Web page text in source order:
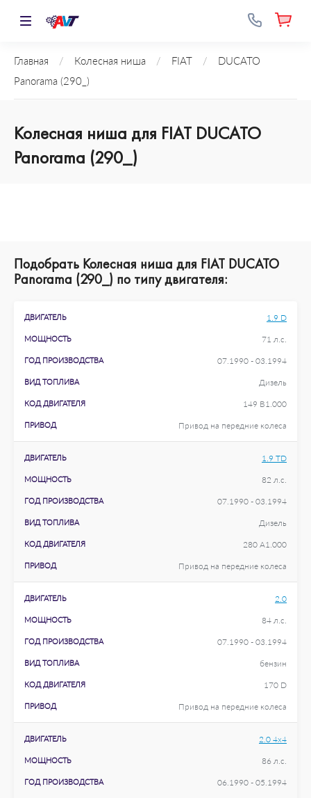
Главная / Колесная ниша / FIAT /
DUCATO
Panorama (290_)
Колесная ниша для FIAT DUCATO
Panorama (290_)
Подобрать Колесная ниша для FIAT DUCATO
Panorama (290_) по типу двигателя:
ДВИГАТЕЛЬ 1.9 D
МОЩНОСТЬ 71 л.с.
ГОД ПРОИЗВОДСТВА 07.1990 - 03.1994
ВИД ТОПЛИВА Дизель
КОД ДВИГАТЕЛЯ 149 B1.000
ПРИВОД Привод на передние колеса
ДВИГАТЕЛЬ 1.9 TD
МОЩНОСТЬ 82 л.с.
ГОД ПРОИЗВОДСТВА 07.1990 - 03.1994
ВИД ТОПЛИВА Дизель
КОД ДВИГАТЕЛЯ 280 A1.000
ПРИВОД Привод на передние колеса
ДВИГАТЕЛЬ 2.0
МОЩНОСТЬ 84 л.с.
ГОД ПРОИЗВОДСТВА 07.1990 - 03.1994
ВИД ТОПЛИВА бензин
КОД ДВИГАТЕЛЯ 170 D
ПРИВОД Привод на передние колеса
ДВИГАТЕЛЬ 2.0 4x4
МОЩНОСТЬ 86 л.с.
ГОД ПРОИЗВОДСТВА 06.1990 - 05.1994